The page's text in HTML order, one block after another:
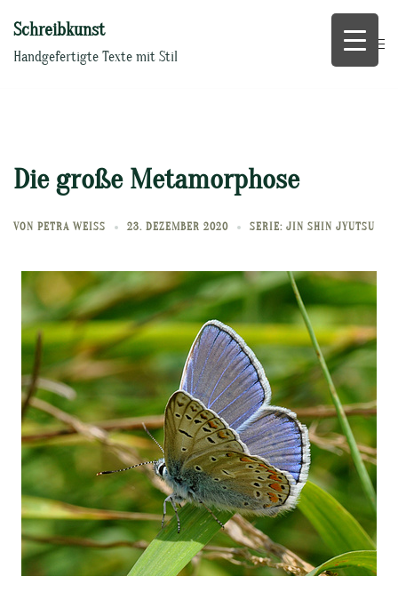
Inhalt
springen
Schreibkunst
Handgefertigte Texte mit Stil
Die große Metamorphose
VON PETRA WEISS 23. DEZEMBER 2020 SERIE: JIN SHIN JYUTSU